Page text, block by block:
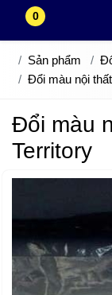
0
Sản phẩm
Đổi màu nội
Đổi màu
Territory